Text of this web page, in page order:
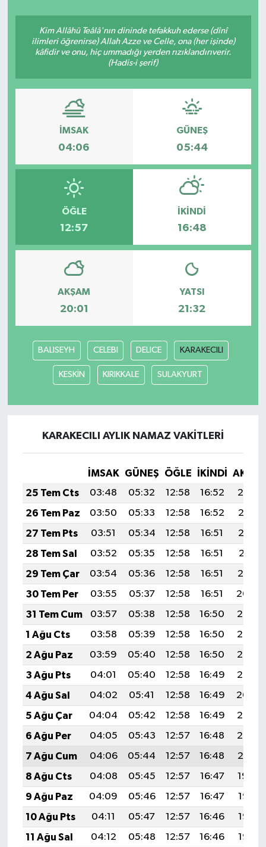
Kim Allâhü Teâlâ'nın dininde tefakkuh ederse (dînî
ilimleri öğrenirse) Allah Azze ve Celle, ona (her işinde)
kâfidir ve onu, hiç ummadığı yerden rızıklandırıverir.
(Hadis-i şerif)
İMSAK
04:06
GÜNEŞ
05:44
ÖĞLE
12:57
İKINDI
16:48
AKŞAM
20:01
YATSI
21:32
BALISEYH CELEBI DELICE KARAKECILI
KESKİN KIRIKKALE SULAKYURT
KARAKECILI AYLIK NAMAZ VAKITLERI
İMSAK GÜNEŞ ÖĞLE İKINDI
25 Tem Cts
03:48 05:32 12:58 16:52
20:14
26 Tem Paz
03:50 05:33 12:58 16:52
20:13
27 Tem Pts
03:51 05:34 12:58 16:51
20:12
28 Tem Sal
03:52 05:35 12:58 16:51
20:11
29 Tem Çar
03:54 05:36 12:58 16:51
20:10
30 Tem Per
03:55 05:37 12:58 16:51
20:09
31 Tem Cum
03:57 05:38 12:58 16:50
20:08
1 Ağu Cts
03:58 05:39 12:58 16:50
20:07
2 Ağu Paz
03:59 05:40 12:58 16:50
20:06
3 Ağu Pts
04:01 05:40 12:58 16:49
20:05
4 Ağu Sal
04:02 05:41 12:58 16:49
20:04
5 Ağu Çar
04:04 05:42 12:58 16:49
20:03
6 Ağu Per
04:05 05:43 12:57 16:48
20:02
7 Ağu Cum
04:06 05:44 12:57 16:48
20:01
8 Ağu Cts
04:08 05:45 12:57 16:47
19:59
9 Ağu Paz
04:09 05:46 12:57 16:47
19:58
10 Ağu Pts
04:11 05:47 12:57 16:46
19:57
11 Ağu Sal
04:12 05:48 12:57 16:46
19:56
Dış Haberler
Dünya
EĞİTİM
EKONOMİ
Flaş Haber
Gayrimenkul
GENEL
GÜNDEM
Güvenlik
HABERDE İNSAN
Kadın
KÜLTÜR SANAT
MAGAZİN
Otomobil
POLİTİKA
Sağlık
SİYASET
SPOR HABERLERİ
TEKNOLOJİ
Turizm
ÜLKE GÜNDEMİ
YAŞAM